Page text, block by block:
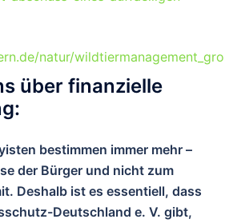
natur/
über finanzielle
bestimmen immer mehr –
der Bürger und nicht zum
Deshalb ist es essentiell, dass
Deutschland e. V. gibt,